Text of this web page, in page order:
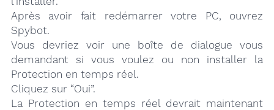
Après avoir fait redémarrer votre PC, ouvrez
Spybot.
Vous devriez voir une boîte de dialogue vous
demandant si vous voulez ou non installer la
Protection en temps réel.
Cliquez sur “Oui”.
La Protection en temps réel devrait maintenant